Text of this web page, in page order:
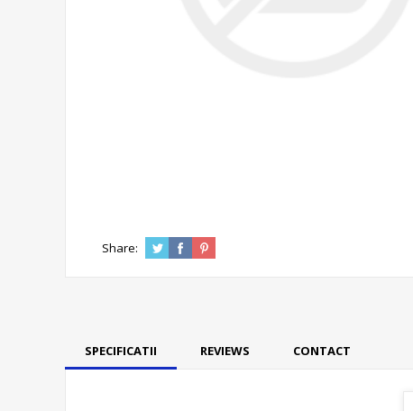
Share:
SPECIFICATII REVIEWS CONTACT